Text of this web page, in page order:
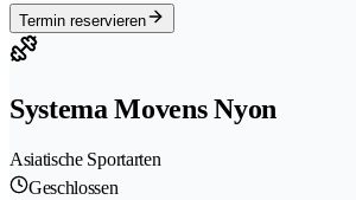
Termin reservieren
Systema Movens Nyon
Asiatische Sportarten
Geschlossen